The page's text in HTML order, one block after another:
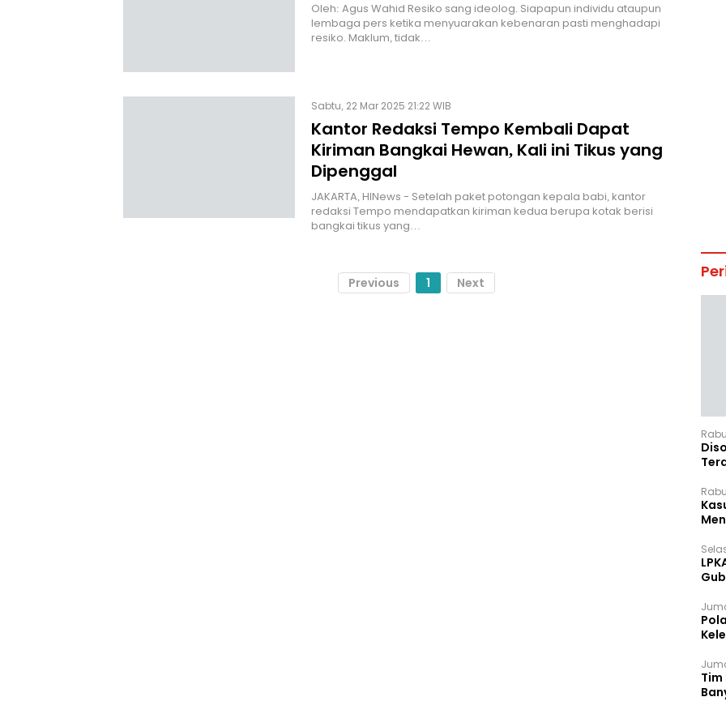
Oleh: Agus Wahid Resiko sang ideolog. Siapapun individu ataupun
lembaga pers ketika menyuarakan kebenaran pasti menghadapi
resiko. Maklum, tidak…
Sabtu, 22 Mar 2025 21:22 WIB
Kantor Redaksi Tempo Kembali Dapat
Kiriman Bangkai Hewan, Kali ini Tikus yang
Dipenggal
JAKARTA, HINews - Setelah paket potongan kepala babi, kantor
redaksi Tempo mendapatkan kiriman kedua berupa kotak berisi
bangkai tikus yang…
Previous 1 Next
Tim